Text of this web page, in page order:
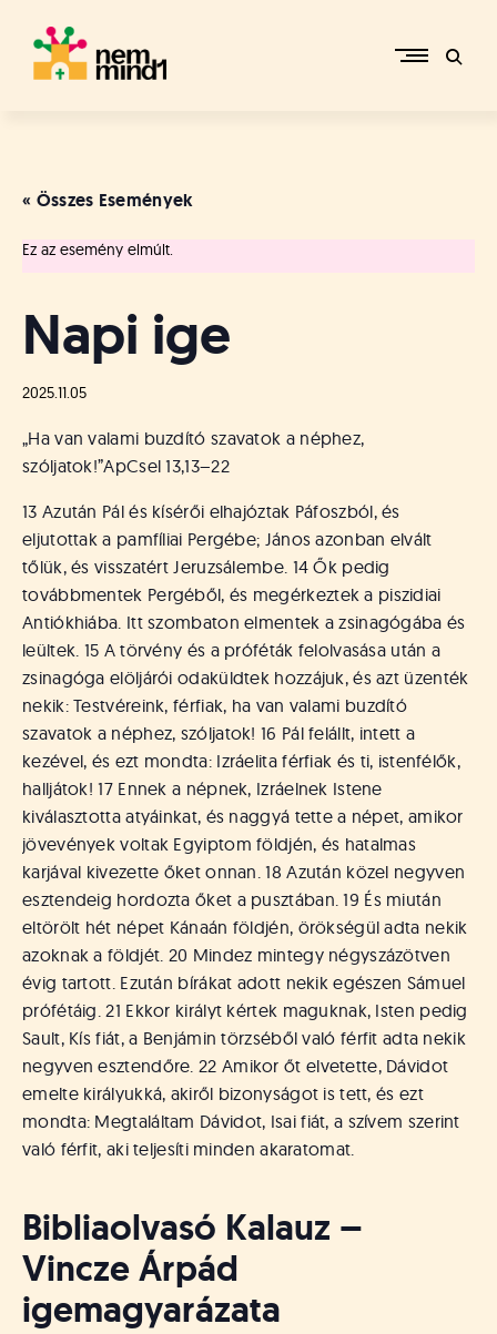
content
p
r
i
R
f
o
r
m
á
t
u
s
o
k
e
-
L
a
p
j
a
« Összes Események
Ez az esemény elmúlt.
Napi ige
2025.11.05
„Ha van valami buzdító szavatok a néphez,
szóljatok!”ApCsel 13,13–22
13 Azután Pál és kísérői elhajóztak Páfoszból, és
eljutottak a pamfíliai Pergébe; János azonban elvált
tőlük, és visszatért Jeruzsálembe. 14 Ők pedig
továbbmentek Pergéből, és megérkeztek a piszidiai
Antiókhiába. Itt szombaton elmentek a zsinagógába és
leültek. 15 A törvény és a próféták felolvasása után a
zsinagóga elöljárói odaküldtek hozzájuk, és azt üzenték
nekik: Testvéreink, férfiak, ha van valami buzdító
szavatok a néphez, szóljatok! 16 Pál felállt, intett a
kezével, és ezt mondta: Izráelita férfiak és ti, istenfélők,
halljátok! 17 Ennek a népnek, Izráelnek Istene
kiválasztotta atyáinkat, és naggyá tette a népet, amikor
jövevények voltak Egyiptom földjén, és hatalmas
karjával kivezette őket onnan. 18 Azután közel negyven
esztendeig hordozta őket a pusztában. 19 És miután
eltörölt hét népet Kánaán földjén, örökségül adta nekik
azoknak a földjét. 20 Mindez mintegy négyszázötven
évig tartott. Ezután bírákat adott nekik egészen Sámuel
prófétáig. 21 Ekkor királyt kértek maguknak, Isten pedig
Sault, Kís fiát, a Benjámin törzséből való férfit adta nekik
negyven esztendőre. 22 Amikor őt elvetette, Dávidot
emelte királyukká, akiről bizonyságot is tett, és ezt
mondta: Megtaláltam Dávidot, Isai fiát, a szívem szerint
való férfit, aki teljesíti minden akaratomat.
Bibliaolvasó Kalauz –
Vincze Árpád
igemagyarázata